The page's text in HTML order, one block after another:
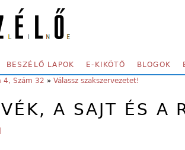
BESZÉLŐ LAPOK E-KIKÖTŐ BLOGOK
4, Szám 32 » Válassz szakszervezetet!
A SAJT ÉS A